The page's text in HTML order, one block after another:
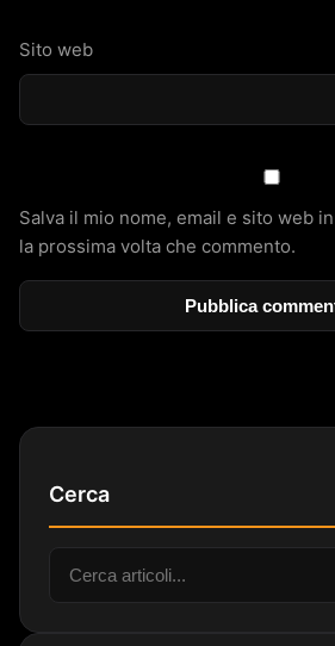
Sito web
Salva il mio nome, email e sito web
la prossima volta che commento.
Cerca
Cerca: